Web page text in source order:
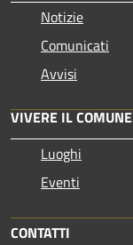
Notizie
Comunicati
Avvisi
VIVERE IL COMUNE
Luoghi
Eventi
CONTATTI